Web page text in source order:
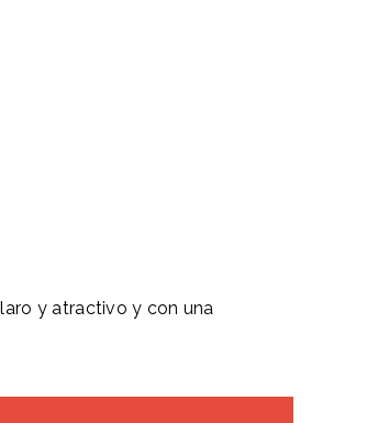
y atractivo y con una